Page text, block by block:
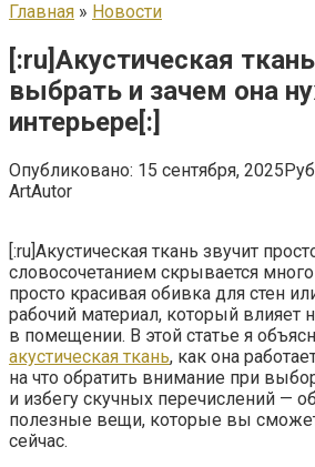
Главная » Новости
[:ru]Акустическая
выбрать и зачем она
интерьере[:]
Опубликовано: 15 сентября, 2025
ArtAutor
[:ru]Акустическая ткань звучит
словосочетанием скрывается
просто красивая обивка для стен
рабочий материал, который влияет
в помещении. В этой статье я
акустическая ткань, как она
на что обратить внимание при
и избегу скучных перечислений —
полезные вещи, которые вы
сейчас.